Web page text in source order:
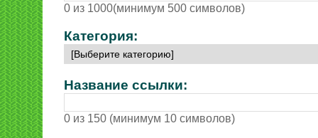
0 из 1000(минимум 500 символов)
Категория:
Название ссылки:
0 из 150 (минимум 10 символов)